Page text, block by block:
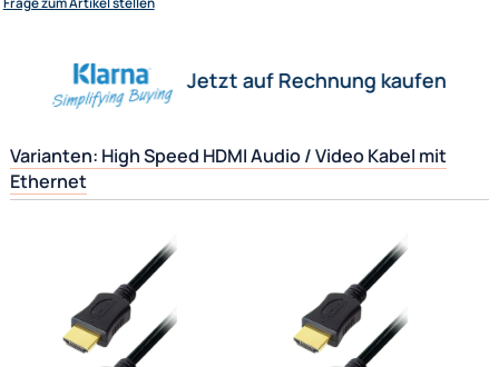
Herstellerinformationen
Hilfreiche Links
passende Produkte
Jetzt auf Rechnung kaufen
Ultramall
Zahlungsarten
Wir versenden mit
Unsere Leistungen